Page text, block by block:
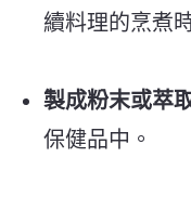
續料理的烹煮
製成粉末或萃
保健品中。